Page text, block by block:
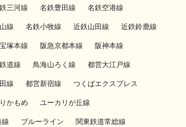
三河線 名鉄豊田線 名鉄空港線
線 名鉄小牧線 近鉄山田線 近鉄鈴鹿線
塚本線 阪急京都本線 阪神本線
道線 鳥海山ろく線 都営大江戸線
線 都営新宿線 つくばエクスプレス
かもめ ユーカリが丘線
ブルーライン 関東鉄道常総線